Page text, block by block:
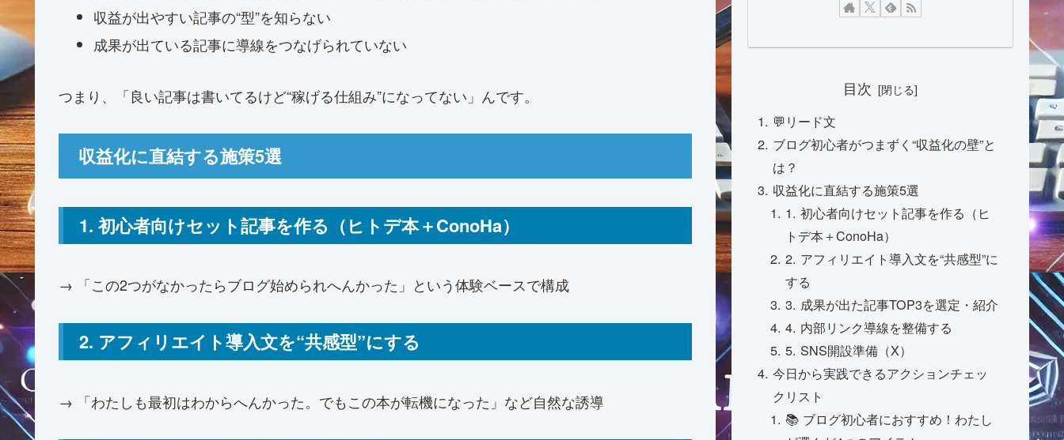
収益が出やすい記事の“型”を知らない
成果が出ている記事に導線をつなげられていない
つまり、「良い記事は書いてるけど“稼げる仕組み”になってない」んです。
収益化に直結する施策5選
1. 初心者向けセット記事を作る（ヒトデ本＋ConoHa）
→ 「この2つがなかったらブログ始められへんかった」という体験ベースで構成
2. アフィリエイト導入文を“共感型”にする
→ 「わたしも最初はわからへんかった。でもこの本が転機になった」など自然な誘導
目次
💬リード文
ブログ初心者がつまずく“収益化の壁”と
は？
収益化に直結する施策5選
1. 初心者向けセット記事を作る（ヒ
トデ本＋ConoHa）
2. アフィリエイト導入文を“共感型”に
する
3. 成果が出た記事TOP3を選定・紹介
4. 内部リンク導線を整備する
5. SNS開設準備（X）
今日から実践できるアクションチェッ
クリスト
📚 ブログ初心者におすすめ！わたし